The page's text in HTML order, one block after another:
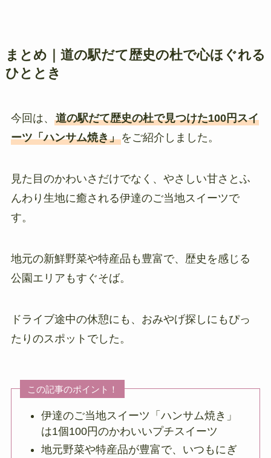
まとめ｜道の駅だて歴史の杜で心ほぐれる
ひととき
今回は、 道の駅だて歴史の杜で見つけた100円スイ
ーツ「ハンサム焼き」をご紹介しました。
見た目のかわいさだけでなく、やさしい甘さとふ
んわり生地に癒される伊達のご当地スイーツで
す。
地元の新鮮野菜や特産品も豊富で、歴史を感じる
公園エリアもすぐそば。
ドライブ途中の休憩にも、おみやげ探しにもぴっ
たりのスポットでした。
この記事のポイント！
伊達のご当地スイーツ「ハンサム焼き」
は1個100円のかわいいプチスイーツ
地元野菜や特産品が豊富で、いつもにぎ